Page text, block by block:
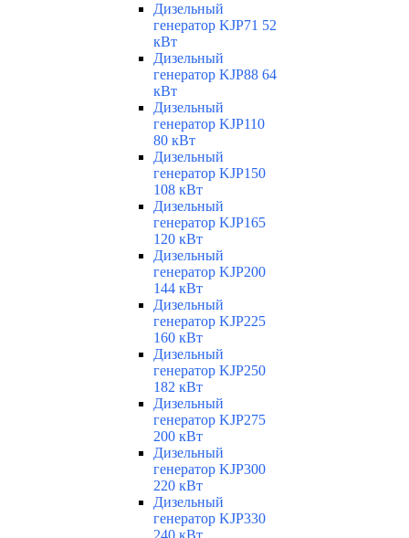
Дизельный
генератор KJP71 52
кВт
Дизельный
генератор KJP88 64
кВт
Дизельный
генератор KJP110
80 кВт
Дизельный
генератор KJP150
108 кВт
Дизельный
генератор KJP165
120 кВт
Дизельный
генератор KJP200
144 кВт
Дизельный
генератор KJP225
160 кВт
Дизельный
генератор KJP250
182 кВт
Дизельный
генератор KJP275
200 кВт
Дизельный
генератор KJP300
220 кВт
Дизельный
генератор KJP330